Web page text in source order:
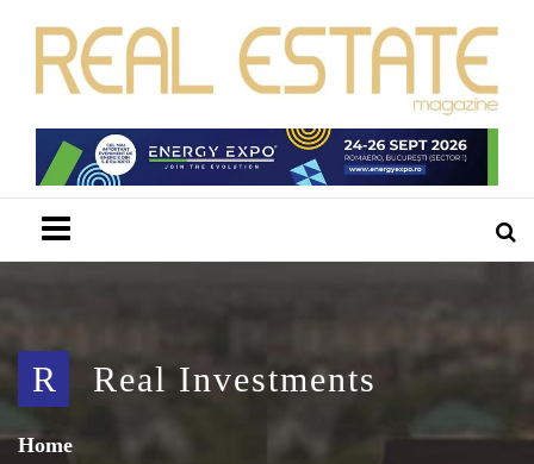
R Real Investments
Home